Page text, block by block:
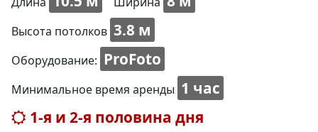
Высота потолков 3.8 м
Оборудование: ProFoto
Минимальное время аренды 1 час
1-я и 2-я половина дня